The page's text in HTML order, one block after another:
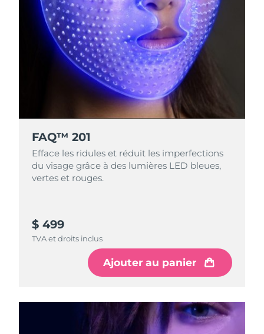
FAQ™ 201
Efface les ridules et réduit les imperfections
du visage grâce à des lumières LED bleues,
vertes et rouges.
$ 499
TVA et droits inclus
Ajouter au panier